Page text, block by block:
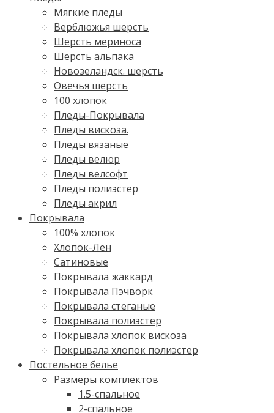
Мягкие пледы
Верблюжья шерсть
Шерсть мериноса
Шерсть альпака
Новозеландск. шерсть
Овечья шерсть
100 хлопок
Пледы-Покрывала
Пледы вискоза.
Пледы вязаные
Пледы велюр
Пледы велсофт
Пледы полиэстер
Пледы акрил
Покрывала
100% хлопок
Хлопок-Лен
Сатиновые
Покрывала жаккард
Покрывала Пэчворк
Покрывала стеганые
Покрывала полиэстер
Покрывала хлопок вискоза
Покрывала хлопок полиэстер
Постельное белье
Размеры комплектов
1.5-спальное
2-спальное